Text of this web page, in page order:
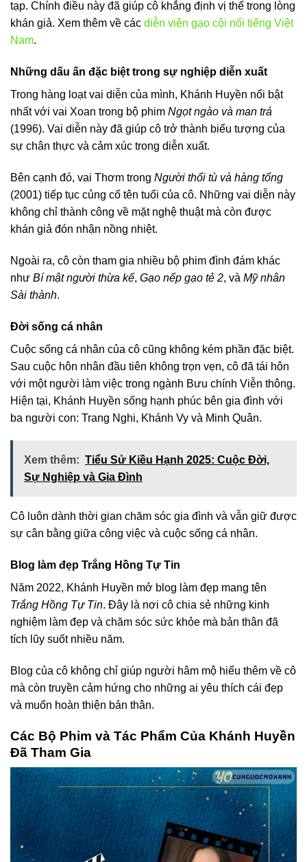
tạp. Chính điều này đã giúp cô khẳng định vị thế trong lòng
khán giả. Xem thêm về các diễn viên gạo cội nổi tiếng Việt
Nam.
Những dấu ấn đặc biệt trong sự nghiệp diễn xuất
Trong hàng loạt vai diễn của mình, Khánh Huyền nổi bật
nhất với vai Xoan trong bộ phim Ngọt ngào và man trá
(1996). Vai diễn này đã giúp cô trở thành biểu tượng của
sự chân thực và cảm xúc trong diễn xuất.
Bên cạnh đó, vai Thơm trong Người thổi tù và hàng tổng
(2001) tiếp tục củng cố tên tuổi của cô. Những vai diễn này
không chỉ thành công về mặt nghệ thuật mà còn được
khán giả đón nhận nồng nhiệt.
Ngoài ra, cô còn tham gia nhiều bộ phim đình đám khác
như Bí mật người thừa kế, Gạo nếp gạo tẻ 2, và Mỹ nhân
Sài thành.
Đời sống cá nhân
Cuộc sống cá nhân của cô cũng không kém phần đặc biệt.
Sau cuộc hôn nhân đầu tiên không trọn vẹn, cô đã tái hôn
với một người làm việc trong ngành Bưu chính Viễn thông.
Hiện tại, Khánh Huyền sống hạnh phúc bên gia đình với
ba người con: Trang Nghi, Khánh Vy và Minh Quân.
Xem thêm: Tiểu Sử Kiều Hạnh 2025: Cuộc Đời,
Sự Nghiệp và Gia Đình
Cô luôn dành thời gian chăm sóc gia đình và vẫn giữ được
sự cân bằng giữa công việc và cuộc sống cá nhân.
Blog làm đẹp Trắng Hồng Tự Tin
Năm 2022, Khánh Huyền mở blog làm đẹp mang tên
Trắng Hồng Tự Tin. Đây là nơi cô chia sẻ những kinh
nghiệm làm đẹp và chăm sóc sức khỏe mà bản thân đã
tích lũy suốt nhiều năm.
Blog của cô không chỉ giúp người hâm mộ hiểu thêm về cô
mà còn truyền cảm hứng cho những ai yêu thích cái đẹp
và muốn hoàn thiện bản thân.
Các Bộ Phim và Tác Phẩm Của Khánh Huyền
Đã Tham Gia